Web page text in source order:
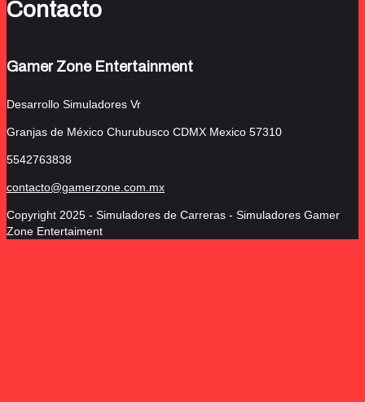
Contacto
Gamer Zone Entertainment
Desarrollo Simuladores Vr
Granjas de México Churubusco CDMX Mexico 57310
5542763838
contacto@gamerzone.com.mx
Copyright 2025 - Simuladores de Carreras - Simuladores Gamer
Zone Entertaiment